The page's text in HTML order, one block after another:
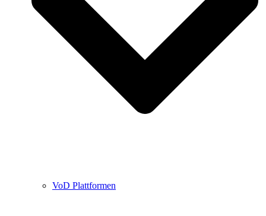
VoD Plattformen